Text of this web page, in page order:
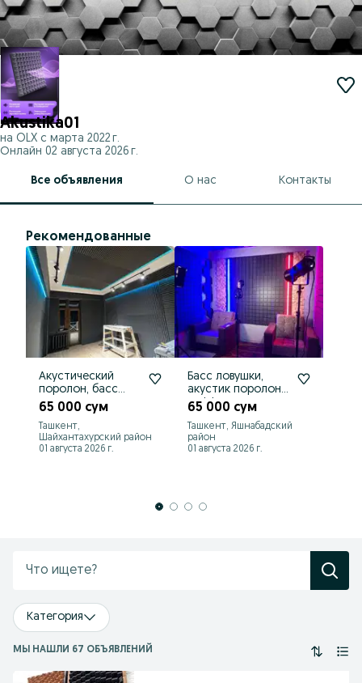
Akustika01
на OLX с марта 2022 г.
Онлайн 02 августа 2026 г.
Все объявления О нас Контакты
Рекомендованные
Акустический
поролон, басс
ловушки, эхо
ловушки, панели ,
диффузоры
65 000 сум
Ташкент,
Шайхантахурский район
01 августа 2026 г.
Басс ловушки,
акустик поролон ,
диффузоры,
панели , ширмы
65 000 сум
Ташкент, Яшнабадский
район
01 августа 2026 г.
Категория
МЫ НАШЛИ 67 ОБЪЯВЛЕНИЙ